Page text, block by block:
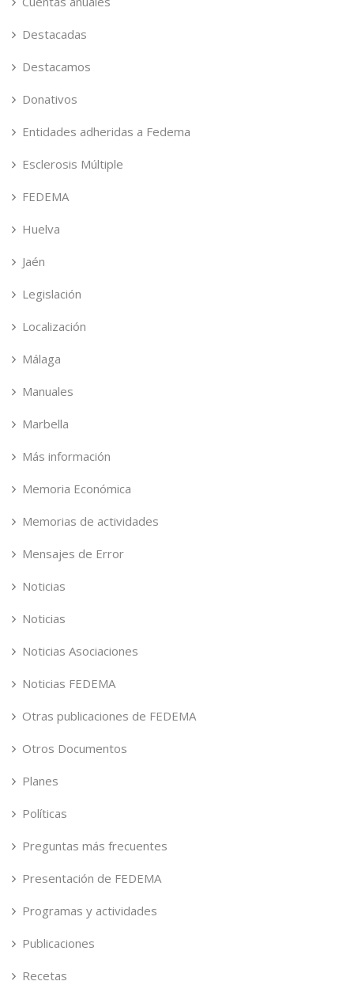
Destacadas
Destacamos
Donativos
Entidades adheridas a Fedema
Esclerosis Múltiple
FEDEMA
Huelva
Jaén
Legislación
Localización
Málaga
Manuales
Marbella
Más información
Memoria Económica
Memorias de actividades
Mensajes de Error
Noticias
Noticias
Noticias Asociaciones
Noticias FEDEMA
Otras publicaciones de FEDEMA
Otros Documentos
Planes
Políticas
Preguntas más frecuentes
Presentación de FEDEMA
Programas y actividades
Publicaciones
Recetas